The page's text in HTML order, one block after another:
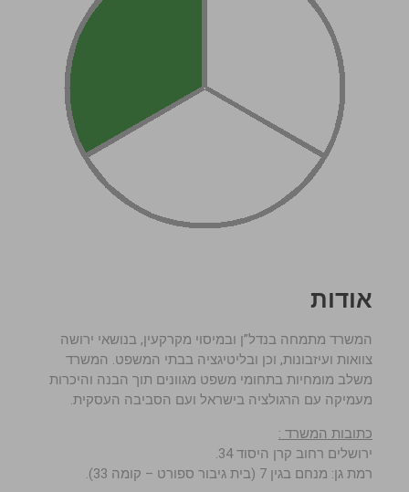
אודות
המשרד מתמחה בנדל”ן ובמיסוי מקרקעין, בנושאי ירושה
צוואות ועיזבונות, וכן ובליטיגציה בבתי המשפט. המשרד
משלב מומחיות בתחומי משפט מגוונים תוך הבנה והיכרות
מעמיקה עם הרגולציה בישראל ועם הסביבה העסקית.
כתובות המשרד :
ירושלים רחוב קרן היסוד 34.
רמת גן: מנחם בגין 7 (בית גיבור ספורט – קומה 33).